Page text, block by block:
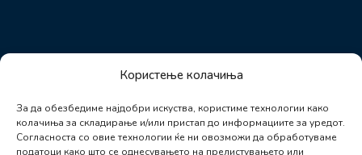
Користење колачиња
За да обезбедиме најдобри искуства, користиме технологии како
колачиња за складирање и/или пристап до информациите за уредот.
Согласноста со овие технологии ќе ни овозможи да обработуваме
податоци како што се однесувањето на прелистувањето или